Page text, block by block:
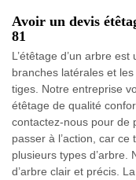
Avoir un devis
81
L’étêtage d’un arbre
branches latérales et
tiges. Notre entreprise
étêtage de qualité
contactez-nous pour de
passer à l’action, car ce
plusieurs types d’arbre.
d’arbre clair et précis.